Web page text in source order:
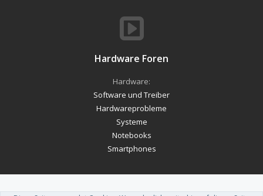
Hardware Foren
Hardware:
Software und Treiber
Hardwareprobleme
Systeme
Notebooks
Smartphones